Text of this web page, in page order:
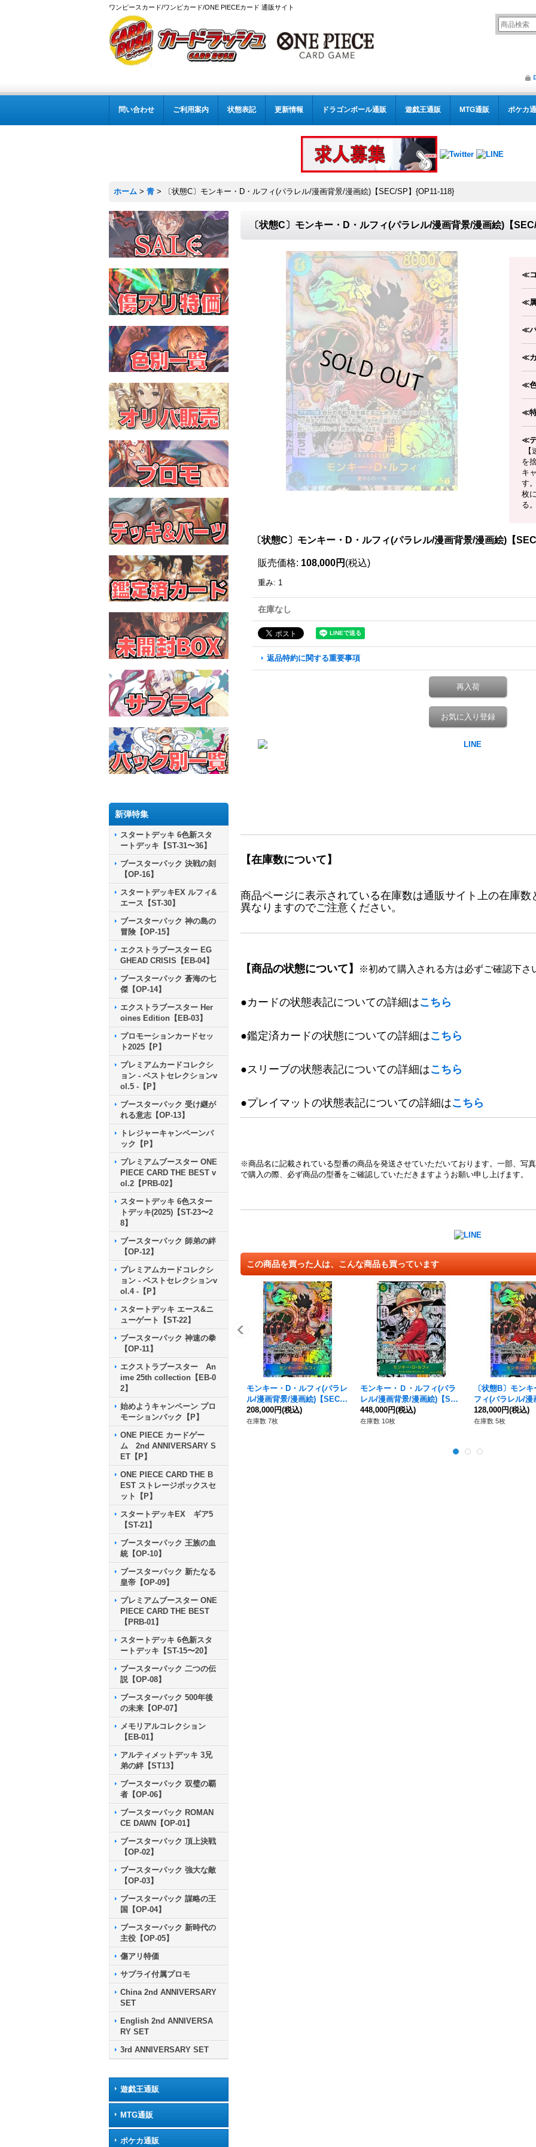
ワンピースカード/ワンピカード/ONE PIECEカード 通販サイト
問い合わせ ご利用案内 状態表記 更新情報 ドラゴンボール通販 遊戯王通販 MTG通販 ポケカ
ホーム > 青 > 〔状態C〕モンキー・D・ルフィ(パラレル/漫画背景/漫画絵)【SEC/SP】{OP11-118}
新弾特集
スタートデッキ 6色新スタ
ートデッキ【ST-31〜36】
ブースターパック 決戦の刻
【OP-16】
スタートデッキEX ルフィ&
エース【ST-30】
ブースターパック 神の島の
冒険【OP-15】
エクストラブースター EG
GHEAD CRISIS【EB-04】
ブースターパック 蒼海の七
傑【OP-14】
エクストラブースター Her
oines Edition【EB-03】
プロモーションカードセッ
ト2025【P】
プレミアムカードコレクシ
ョン - ベストセレクションv
ol.5 -【P】
ブースターパック 受け継が
れる意志【OP-13】
トレジャーキャンペーンパ
ック【P】
プレミアムブースター ONE
PIECE CARD THE BEST v
ol.2【PRB-02】
スタートデッキ 6色スター
トデッキ(2025)【ST-23〜2
8】
ブースターパック 師弟の絆
【OP-12】
プレミアムカードコレクシ
ョン - ベストセレクションv
ol.4 -【P】
スタートデッキ エース&ニ
ューゲート【ST-22】
ブースターパック 神速の拳
【OP-11】
エクストラブースター An
ime 25th collection【EB-0
2】
始めようキャンペーン プロ
モーションパック【P】
ONE PIECE カードゲー
ム 2nd ANNIVERSARY S
ET【P】
ONE PIECE CARD THE B
EST ストレージボックスセ
ット【P】
スタートデッキEX ギア5
【ST-21】
ブースターパック 王族の血
統【OP-10】
ブースターパック 新たなる
皇帝【OP-09】
プレミアムブースター ONE
PIECE CARD THE BEST
【PRB-01】
スタートデッキ 6色新スタ
ートデッキ【ST-15〜20】
ブースターパック 二つの伝
説【OP-08】
ブースターパック 500年後
の未来【OP-07】
メモリアルコレクション
【EB-01】
アルティメットデッキ 3兄
弟の絆【ST13】
ブースターパック 双璧の覇
者【OP-06】
ブースターパック ROMAN
CE DAWN【OP-01】
ブースターパック 頂上決戦
【OP-02】
ブースターパック 強大な敵
【OP-03】
ブースターパック 謀略の王
国【OP-04】
ブースターパック 新時代の
主役【OP-05】
傷アリ特価
サプライ付属プロモ
China 2nd ANNIVERSARY
SET
English 2nd ANNIVERSA
RY SET
3rd ANNIVERSARY SET
遊戯王通販
MTG通販
ポケカ通販
〔状態C〕モンキー・D・ルフィ(パラレル/漫画背景/漫画絵)【
≪
≪
≪
≪
≪
≪
≪
【
を
キ
す
枚
る。
〔状態C〕モンキー・D・ルフィ(パラレル/漫画背景/漫画絵)【
販売価格: 108,000円 (税込)
重み: 1
在庫なし
返品特約に関する重要事項
再入荷
お気に入り登録
【在庫数について】
商品ページに表示されている在庫数は通販サイト上の在庫
異なりますのでご注意ください。
【商品の状態について】 ※初めて購入される方は必ずご確認下さ
●カードの状態表記についての詳細はこちら
●鑑定済カードの状態についての詳細はこちら
●スリーブの状態表記についての詳細はこちら
●プレイマットの状態表記についての詳細はこちら
※商品名に記載されている型番の商品を発送させていただいております。一部、写
で購入の際、必ず商品の型番をご確認していただきますようお願い申し上げます。
この商品を買った人は、こんな商品も買っています
モンキー・D・ルフィ(パラレ
ル/漫画背景/漫画絵)【SEC/S
P】{OP11-118}
208,000円(税込)
在庫数 7枚
モンキー・Ｄ・ルフィ(パラ
レル/漫画背景/漫画絵)【SE
C/SP】{OP13-118}
448,000円(税込)
在庫数 10枚
〔状態B〕モン
フィ(パラレル/漫
絵)【SEC/SP】
128,000円(税込)
在庫数 5枚